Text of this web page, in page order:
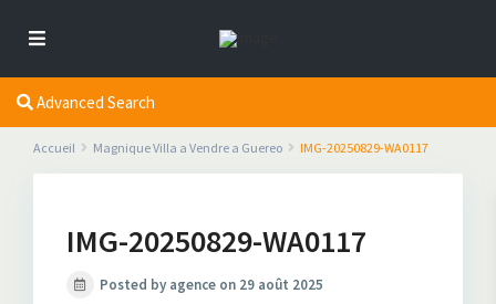
Advanced Search
Accueil Magnique Villa a Vendre a Guereo IMG-20250829-WA0117
IMG-20250829-WA0117
Posted by agence on 29 août 2025